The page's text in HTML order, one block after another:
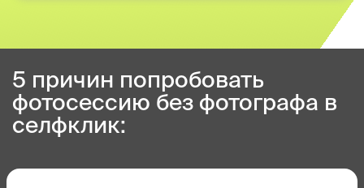
5 причин попробовать
фотосессию без фотографа в
селфклик: